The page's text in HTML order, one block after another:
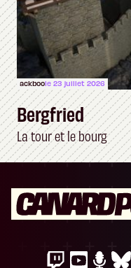
ackboole 23 juillet 2026
Bergfried
La tour et le bourg